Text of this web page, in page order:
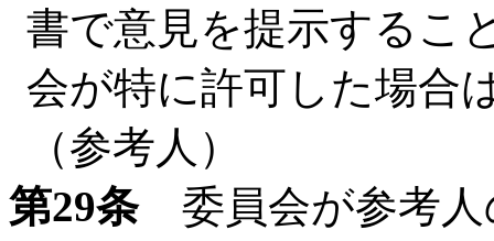
書で意見を提示するこ
会が特に許可した場合
（参考人）
第29条委員会が参考人